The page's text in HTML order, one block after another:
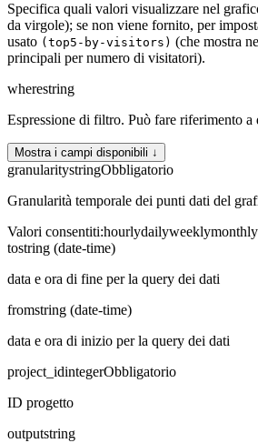
Specifica quali valori visualizzare nel
da virgole); se non viene fornito, per
usato (top5-by-visitors) (che mostra
principali per numero di visitatori).
wherestring
Espressione di filtro. Può fare riferimento a
Mostra i campi disponibili ↓
granularitystringObbligatorio
Granularità temporale dei punti dati del
Valori consentiti:hourlydailyweeklymonthly
tostring (date-time)
data e ora di fine per la query dei dati
fromstring (date-time)
data e ora di inizio per la query dei dati
project_idintegerObbligatorio
ID progetto
outputstring